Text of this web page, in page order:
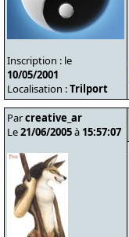
Inscription : le
10/05/2001
Localisation :Trilport
Parcreative_ar
Le21/06/2005à 15:57:07